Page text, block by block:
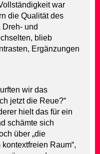
war
die Qualität des
und
blieb
Ergänzungen
wir das
jetzt die Reue?“
hielt das für ein
schämte sich
über „die
Raum“,